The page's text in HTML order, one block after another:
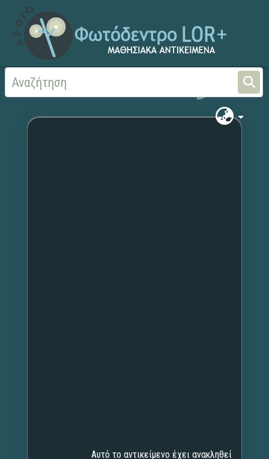
Αρχική Χωρίς τίτλο
Αυτό το αντικείμενο έχει ανακληθεί